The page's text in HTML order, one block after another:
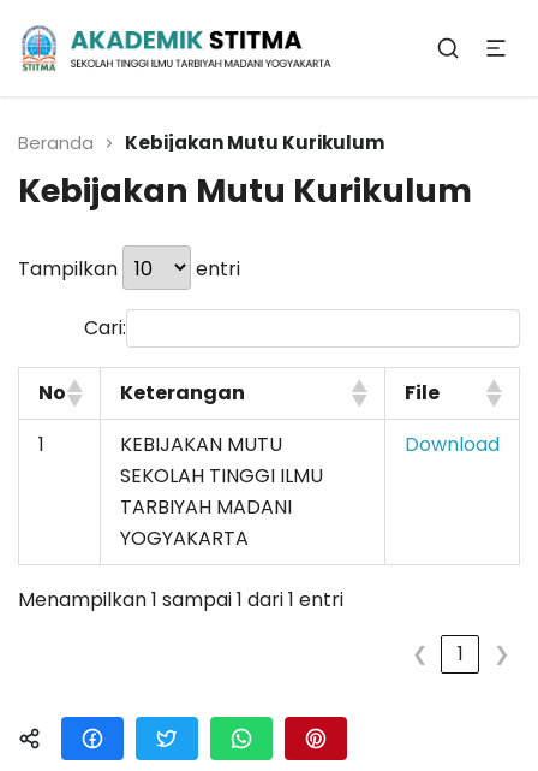
Biro Administrasi
Akademik
Beranda Kebijakan Mutu Kurikulum
Kebijakan Mutu Kurikulum
Tampilkan entri
Cari:
No Keterangan
File
1
KEBIJAKAN MUTU
SEKOLAH TINGGI ILMU
TARBIYAH MADANI
YOGYAKARTA
Download
Menampilkan 1 sampai 1 dari 1 entri
❮
1 ❯